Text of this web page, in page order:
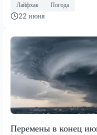
Лайфхак Погода
22 июня
Перемены в конец